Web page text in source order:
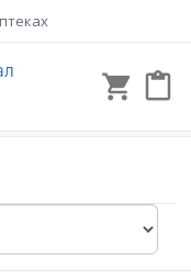
shopping_cart content_paste